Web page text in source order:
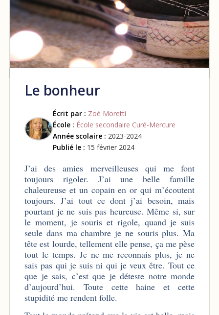
Le bonheur
Écrit par : Zoé Moretti
École : École secondaire Curé-Mercure
Année scolaire : 2023-2024
Publié le : 15 février 2024
J’ai des amies merveilleuses qui me font
toujours rigoler. J’ai une belle famille
chaleureuse et un copain en or qui m’écoutent
toujours. J’ai tout ce dont j’ai besoin, mais
pourtant je ne suis pas heureuse. Même si, sur
le moment, je souris et rigole, quand je suis
seule dans ma chambre je ne souris plus. Ma
tête est lourde, tellement elle pense, ça me pèse
tout le temps. Je ne me reconnais plus, je ne
sais pas qui je suis ni qui je veux être. Tout ce
que je sais, c’est que je déteste notre monde
d’aujourd’hui. Toute cette haine et cette
stupidité me rendent folle.